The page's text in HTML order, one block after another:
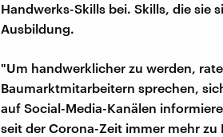
Handwerks-Skills bei. Skills, die sie
Ausbildung.
"Um handwerklicher zu werden,
Baumarktmitarbeitern sprechen,
auf Social-Media-Kanälen
seit der Corona-Zeit immer mehr